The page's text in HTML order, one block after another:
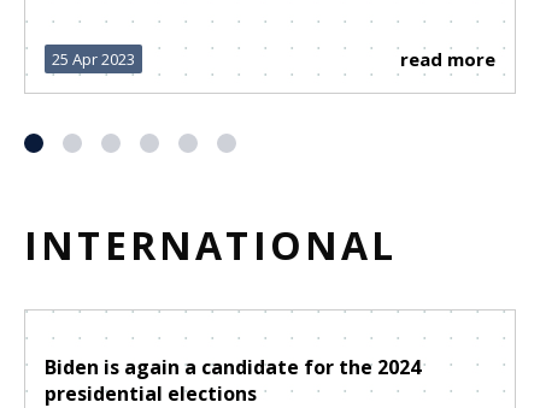
25 Apr 2023 read more
INTERNATIONAL
Biden is again a candidate for the 2024
presidential elections